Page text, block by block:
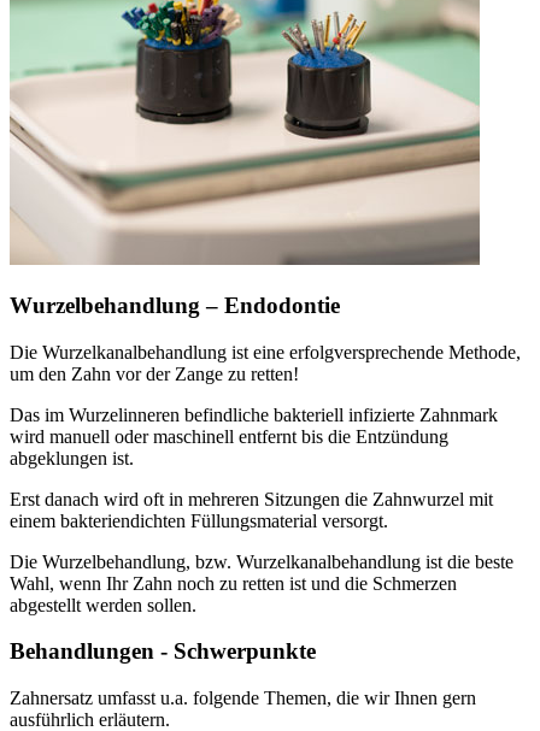
Wurzelbehandlung – Endodontie
Die Wurzelkanalbehandlung ist eine erfolgversprechende Methode,
um den Zahn vor der Zange zu retten!
Das im Wurzelinneren befindliche bakteriell infizierte Zahnmark
wird manuell oder maschinell entfernt bis die Entzündung
abgeklungen ist.
Erst danach wird oft in mehreren Sitzungen die Zahnwurzel mit
einem bakteriendichten Füllungsmaterial versorgt.
Die Wurzelbehandlung, bzw. Wurzelkanalbehandlung ist die beste
Wahl, wenn Ihr Zahn noch zu retten ist und die Schmerzen
abgestellt werden sollen.
Behandlungen - Schwerpunkte
Zahnersatz umfasst u.a. folgende Themen, die wir Ihnen gern
ausführlich erläutern.